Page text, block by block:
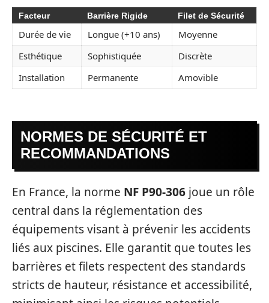
Facteur Barrière Rigide Filet de Sécurité
Durée de vie Longue (+10 ans)
Moyenne
Esthétique
Sophistiquée
Discrète
Installation
Permanente Amovible
NORMES DE SÉCURITÉ ET
RECOMMANDATIONS
En France, la norme NF P90-306 joue un rôle
central dans la réglementation des
équipements visant à prévenir les accidents
liés aux piscines. Elle garantit que toutes les
barrières et filets respectent des standards
stricts de hauteur, résistance et accessibilité,